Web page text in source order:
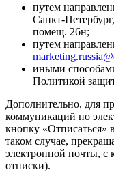
путем
Санкт-
помещ. 26н;
путем
иными
Политикой
Дополнительно, для
коммуникаций по
кнопку «Отписаться»
таком случае,
электронной почты, с
отписки).